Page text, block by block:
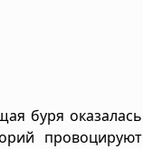
буря оказалась
провоцируют